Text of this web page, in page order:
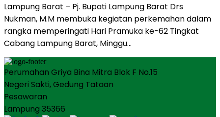
Lampung Barat – Pj. Bupati Lampung Barat Drs
Nukman, M.M membuka kegiatan perkemahan dalam
rangka memperingati Hari Pramuka ke-62 Tingkat
Cabang Lampung Barat, Minggu…
Perumahan Griya Bina Mitra Blok F No.15
Negeri Sakti, Gedung Tataan
Pesawaran
Lampung 35366